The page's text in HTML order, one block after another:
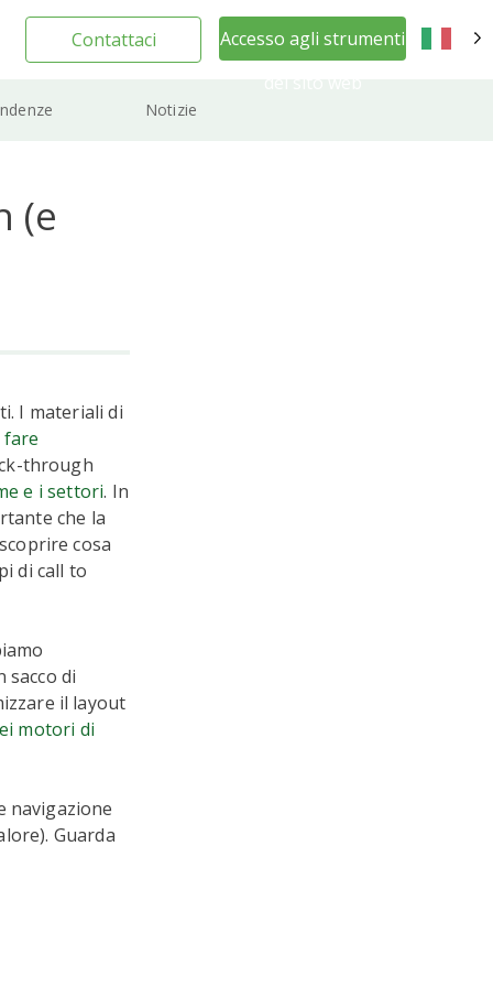
Contattaci
Accesso agli strumenti
Notizie
(e
I materiali di
fare
through
e i settori. In
che la
cosa
di call to
sacco di
il layout
motori di
navigazione
Guarda